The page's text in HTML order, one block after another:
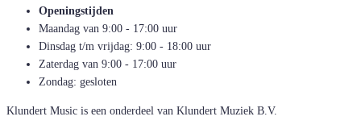
Openingstijden
Maandag van 9:00 - 17:00 uur
Dinsdag t/m vrijdag: 9:00 - 18:00 uur
Zaterdag van 9:00 - 17:00 uur
Zondag: gesloten
Klundert Music is een onderdeel van Klundert Muziek B.V.